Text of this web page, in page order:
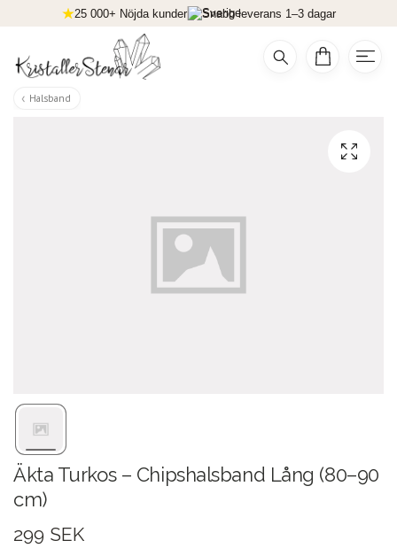
25 000+ Nöjda kunder Snabb leverans 1–3 dagar
Halsband
Äkta Turkos – Chipshalsband Lång (80–90
cm)
299 SEK